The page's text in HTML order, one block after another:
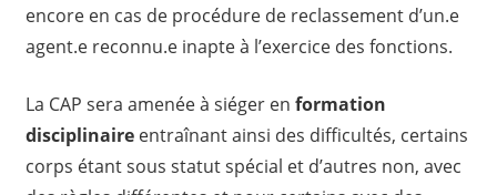
encore en cas de procédure de reclassement d’un.e
agent.e reconnu.e inapte à l’exercice des fonctions.
La CAP sera amenée à siéger en formation
disciplinaireentraînant ainsi des difficultés, certains
corps étant sous statut spécial et d’autres non, avec